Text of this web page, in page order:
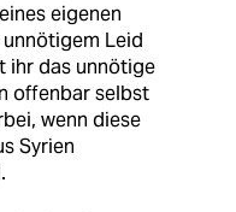
eigenen
Leid
ihr das unnötige
offenbar selbst
wenn diese
Syrien